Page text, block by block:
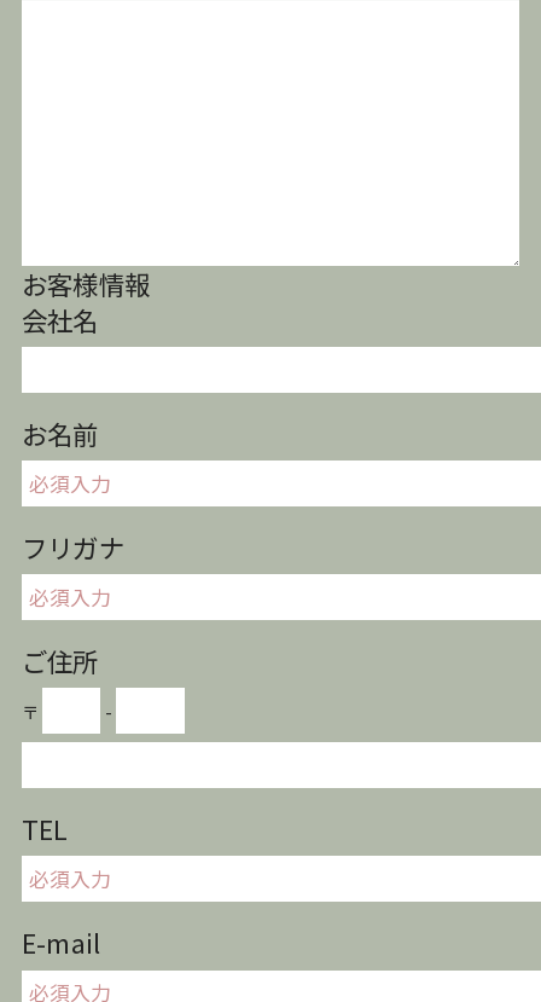
お客様情報
会社名
お名前
フリガナ
ご住所
〒 -
TEL
E-mail